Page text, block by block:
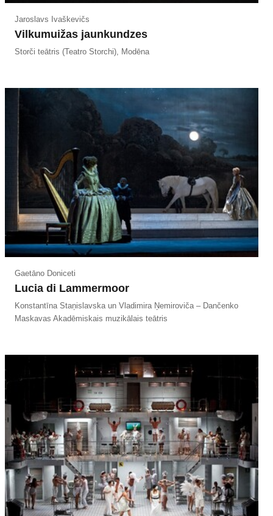
Jaroslavs Ivaškevičs
Vilkumuižas jaunkundzes
Storči teātris (Teatro Storchi), Modēna
Gaetāno Doniceti
Lucia di Lammermoor
Konstantīna Staņislavska un Vladimira Ņemiroviča – Dančenko
Maskavas Akadēmiskais muzikālais teātris